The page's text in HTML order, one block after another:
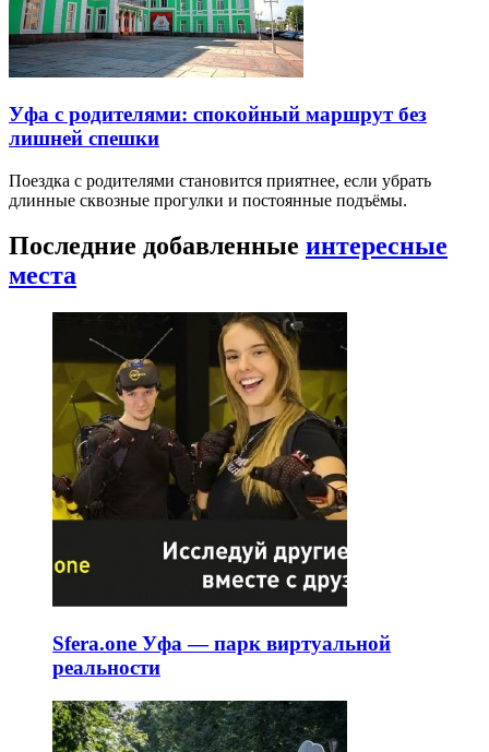
Уфа с родителями: спокойный маршрут без
лишней спешки
Поездка с родителями становится приятнее, если убрать
длинные сквозные прогулки и постоянные подъёмы.
Последние добавленные интересные
места
Sfera.one Уфа — парк виртуальной
реальности